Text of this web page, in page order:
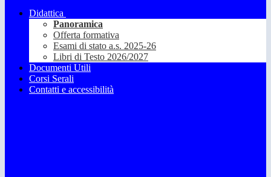
Didattica
Panoramica
Offerta formativa
Esami di stato a.s. 2025-26
Libri di Testo 2026/2027
Documenti Utili
Corsi Serali
Contatti e accessibilità